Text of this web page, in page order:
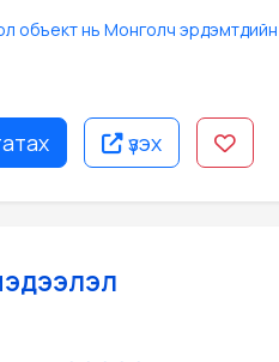
объект нь Монголч
үзэх